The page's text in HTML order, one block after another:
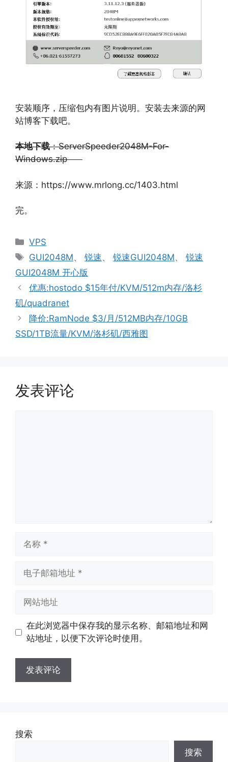
安装顺序，压缩包内有图片说明。安装去来源的网
站博客下载吧。
本地下载：ServerSpeeder2048M-For-
Windows.zip
来源：https://www.mrlong.cc/1403.html
完。
分
类
VPS
标
签
GUI2048M、锐速、锐速GUI2048M、锐速
GUI2048M 开心版
优惠:hostodo $15年付/KVM/512m内存/洛杉
矶/quadranet
降价:RamNode $3/月/512MB内存/10GB
SSD/1TB流量/KVM/洛杉矶/西雅图
发表评论
址
址
在此浏览器中保存我的显示名称、邮箱地址和网
站地址，以便下次评论时使用。
搜索
搜索